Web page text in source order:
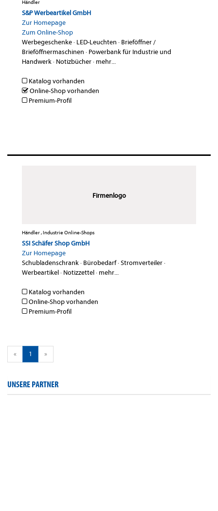
Händler
S&P Werbeartikel GmbH
Zur Homepage
Zum Online-Shop
Werbegeschenke· LED-Leuchten · Brieföffner /
Brieföffnermaschinen · Powerbank für Industrie und
Handwerk· Notizbücher· mehr...
Katalog vorhanden
Online-Shop vorhanden
Premium-Profil
Firmenlogo
Händler , Industrie Online-Shops
SSI Schäfer Shop GmbH
Zur Homepage
Schubladenschrank· Bürobedarf·Stromverteiler·
Werbeartikel· Notizzettel· mehr...
Katalog vorhanden
Online-Shop vorhanden
Premium-Profil
« 1 »
UNSERE PARTNER